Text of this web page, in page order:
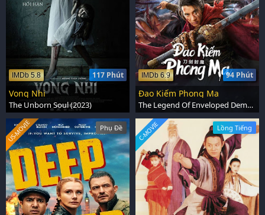
117 Phút
IMDb 5.8
Vong Nhi
The Unborn Soul (2023)
94 Phút
IMDb 6.9
Đao Kiếm Phong Ma
The Legend Of Enveloped Demons (2022)
Phụ Đề
US-MOVIE Lồng Tiếng
C-MOVIE